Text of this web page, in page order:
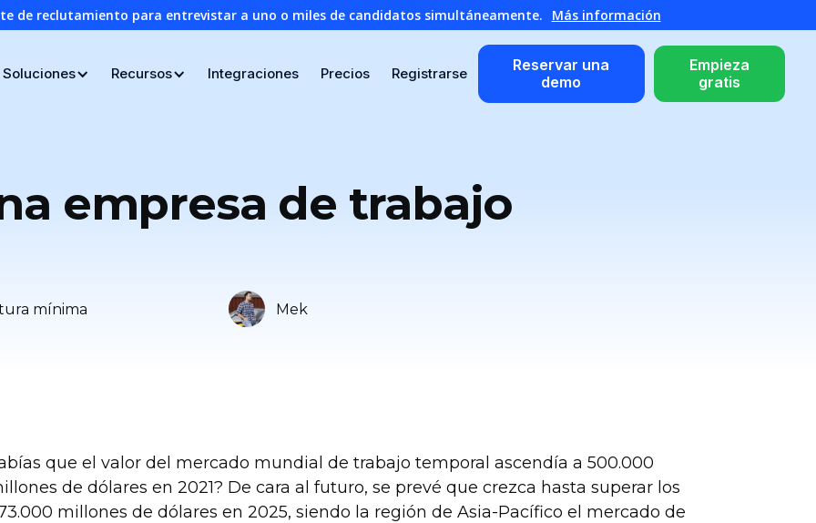
de reclutamiento para entrevistar a uno o miles de candidatos simultáneamente. Más información
Soluciones Recursos Integraciones Precios Registrarse
Reservar una
demo
Empieza
gratis
empresa de trabajo
mínima Mek
que el valor del mercado mundial de trabajo temporal ascendía a 500.000
de dólares en 2021? De cara al futuro, se prevé que crezca hasta superar los
millones de dólares en 2025, siendo la región de Asia-Pacífico el mercado de